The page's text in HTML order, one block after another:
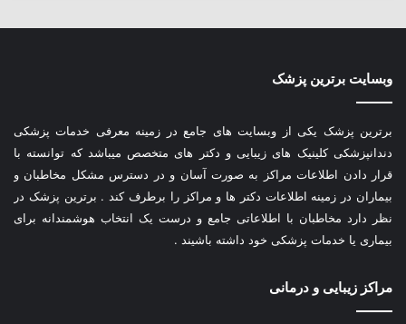
وبسایت برترین پزشک
برترین پزشک یکی از وبسایت های جامع در زمینه معرفی خدمات پزشکی
دندانپزشکی کلینیک های زیبایی و دکتر های متخصص میباشد که توانسته با
قرار دادن اطلاعات مراکز به صورت آسان و در دسترس مشکل مخاطبان و
بیماران در زمینه اطلاعات دکتر ها و مراکز را برطرف کند . برترین پزشک در
نظر دارد مخاطبان با اطلاعاتی جامع و درست یک انتخاب هوشمندانه برای
بیماری یا خدمات پزشکی خود داشته باشیند .
مراکز زیبایی و درمانی